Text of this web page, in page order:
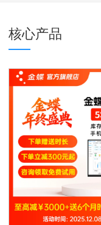
核心产品